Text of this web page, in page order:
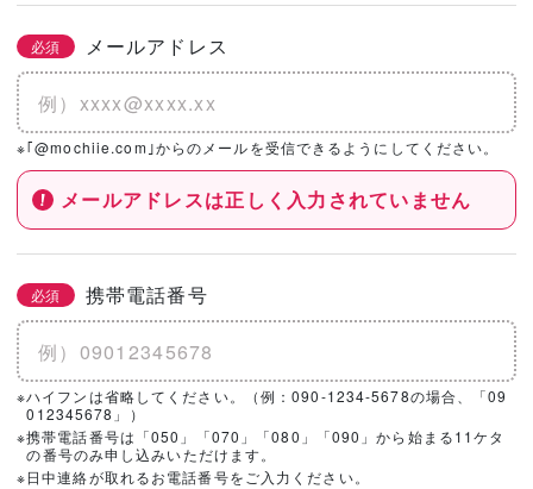
必須 メールアドレス
※｢@mochiie.com｣からのメールを受信できるようにしてください。
メールアドレスは正しく入力されていません
必須 携帯電話番号
※ハイフンは省略してください。（例：090-1234-5678の場合、「09
012345678」）
※携帯電話番号は「050」「070」「080」「090」から始まる11ケタ
の番号のみ申し込みいただけます。
※日中連絡が取れるお電話番号をご入力ください。